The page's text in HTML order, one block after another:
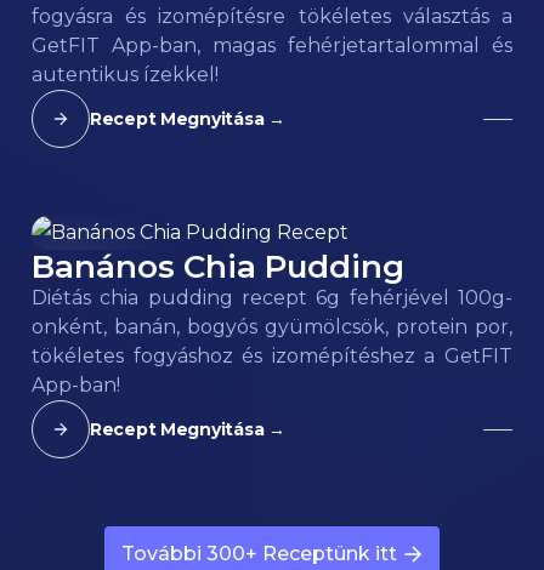
fogyásra és izomépítésre tökéletes választás a
GetFIT App-ban, magas fehérjetartalommal és
autentikus ízekkel!
Recept Megnyitása →
80kcal
Banános Chia Pudding
Diétás chia pudding recept 6g fehérjével 100g-
onként, banán, bogyós gyümölcsök, protein por,
tökéletes fogyáshoz és izomépítéshez a GetFIT
App-ban!
Recept Megnyitása →
További 300+ Receptünk itt